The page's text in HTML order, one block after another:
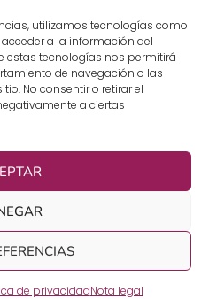
utilizamos tecnologías como
a la información del
estas tecnologías nos permitirá
de navegación o las
No consentir o retirar el
a ciertas
de privacidadNota legal
con Alzheimer
con Parkinson
con ELA
para personas que
para personas con
para personas con